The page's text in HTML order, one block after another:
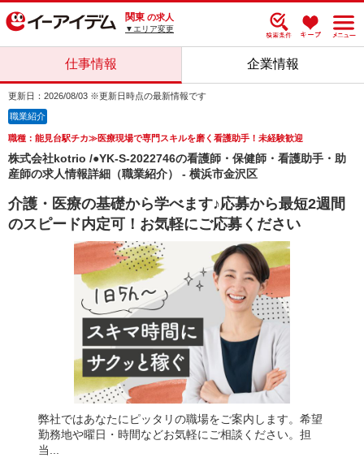
関東 の求人
▼エリア変更
仕事情報 企業情報
更新日：2026/08/03 ※更新日時点の最新情報です
職業紹介
職種：能見台駅チカ≫医療現場で専門スキルを磨く看護助手！未経験歓迎
株式会社kotrio /●YK-S-2022746の看護師・保健師・看護助手・助
産師の求人情報詳細（職業紹介） - 横浜市金沢区
介護・医療の基礎から学べます♪応募から最短2週間
のスピード内定可！お気軽にご応募ください
弊社ではあなたにピッタリの職場をご案内します。希望
勤務地や曜日・時間などお気軽にご相談ください。担
当...